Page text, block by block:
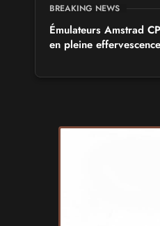
BREAKING NEWS
Émulateurs Amstrad
en pleine effervescence